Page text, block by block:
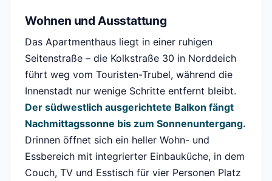
Wohnen und Ausstattung
Das Apartmenthaus liegt in einer ruhigen
Seitenstraße – die Kolkstraße 30 in Norddeich
führt weg vom Touristen-Trubel, während die
Innenstadt nur wenige Schritte entfernt bleibt.
Der südwestlich ausgerichtete Balkon fängt
Nachmittagssonne bis zum Sonnenuntergang.
Drinnen öffnet sich ein heller Wohn- und
Essbereich mit integrierter Einbauküche, in dem
Couch, TV und Esstisch für vier Personen Platz